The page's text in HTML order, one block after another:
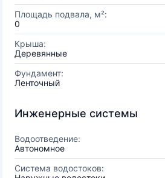
Площадь подвала, м²:
0
Крыша:
Деревянные
Фундамент:
Ленточный
Инженерные системы
Водоотведение:
Автономное
Система водостоков: